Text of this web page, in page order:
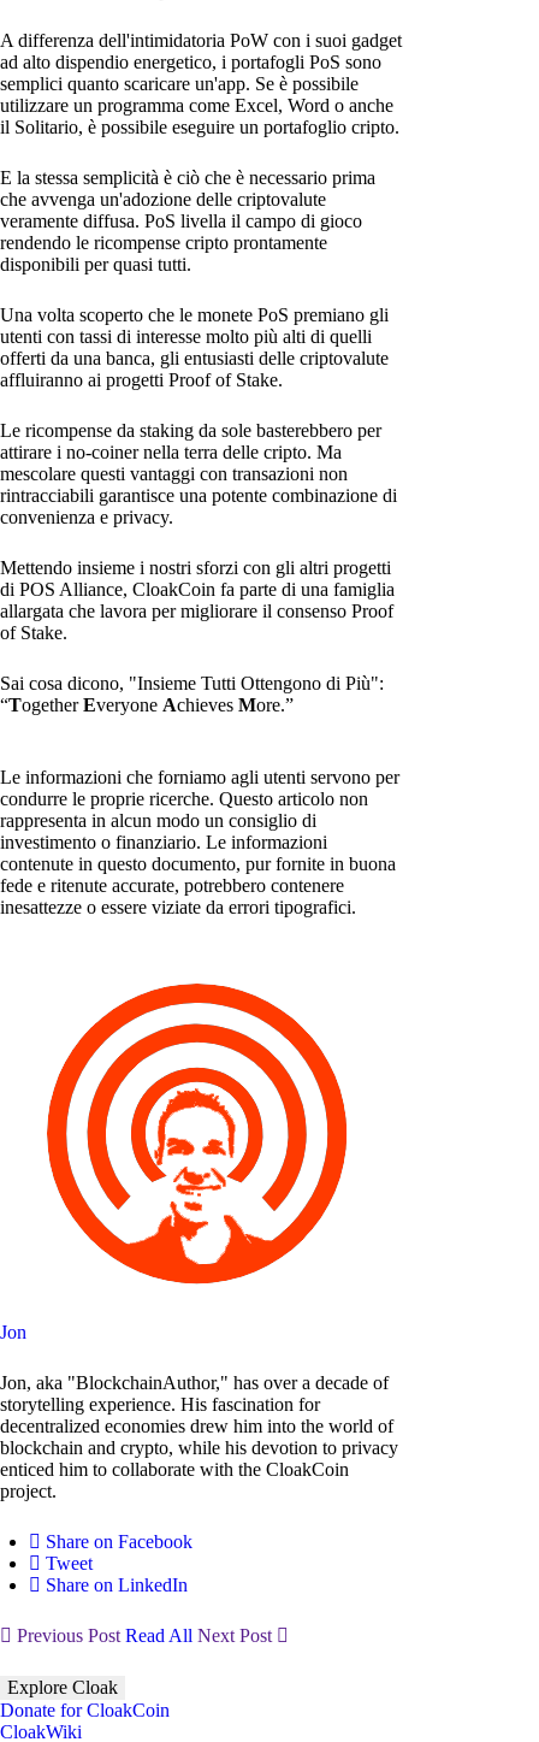
A differenza dell'intimidatoria PoW con i suoi gadget
ad alto dispendio energetico, i portafogli PoS sono
semplici quanto scaricare un'app. Se è possibile
utilizzare un programma come Excel, Word o anche
il Solitario, è possibile eseguire un portafoglio cripto.
E la stessa semplicità è ciò che è necessario prima
che avvenga un'adozione delle criptovalute
veramente diffusa. PoS livella il campo di gioco
rendendo le ricompense cripto prontamente
disponibili per quasi tutti.
Una volta scoperto che le monete PoS premiano gli
utenti con tassi di interesse molto più alti di quelli
offerti da una banca, gli entusiasti delle criptovalute
affluiranno ai progetti Proof of Stake.
Le ricompense da staking da sole basterebbero per
attirare i no-coiner nella terra delle cripto. Ma
mescolare questi vantaggi con transazioni non
rintracciabili garantisce una potente combinazione di
convenienza e privacy.
Mettendo insieme i nostri sforzi con gli altri progetti
di POS Alliance, CloakCoin fa parte di una famiglia
allargata che lavora per migliorare il consenso Proof
of Stake.
Sai cosa dicono, "Insieme Tutti Ottengono di Più":
“TogetherEveryone Achieves More.”
Le informazioni che forniamo agli utenti servono per
condurre le proprie ricerche. Questo articolo non
rappresenta in alcun modo un consiglio di
investimento o finanziario. Le informazioni
contenute in questo documento, pur fornite in buona
fede e ritenute accurate, potrebbero contenere
inesattezze o essere viziate da errori tipografici.
Jon
Jon, aka "BlockchainAuthor," has over a decade of
storytelling experience. His fascination for
decentralized economies drew him into the world of
blockchain and crypto, while his devotion to privacy
enticed him to collaborate with the CloakCoin
project.
Share on Facebook
Tweet
Share on LinkedIn
Previous Post Read All Next Post
Explore Cloak
Donate for CloakCoin
CloakWiki